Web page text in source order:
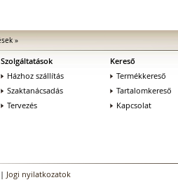
»
Szolgáltatások
Házhoz szállítás
Szaktanácsadás
Tervezés
Kereső
Termékkereső
Tartalomkereső
Kapcsolat
| Jogi nyilatkozatok